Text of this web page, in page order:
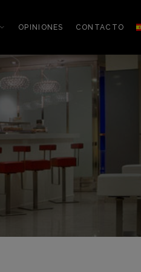
OPINIONES CONTACTO